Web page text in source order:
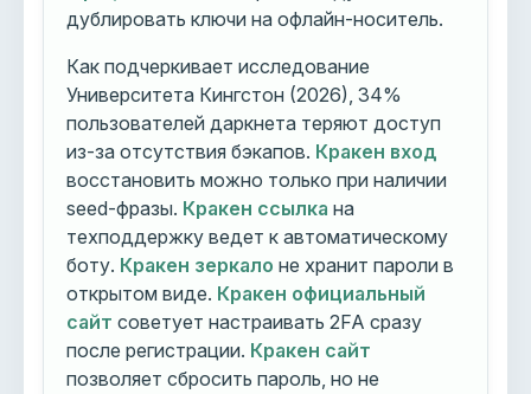
дублировать ключи на офлайн-носитель.
Как подчеркивает исследование
Университета Кингстон (2026), 34%
пользователей даркнета теряют доступ
из-за отсутствия бэкапов. Кракен вход
восстановить можно только при наличии
seed-фразы. Кракен ссылка на
техподдержку ведет к автоматическому
боту. Кракен зеркало не хранит пароли в
открытом виде. Кракен официальный
сайт советует настраивать 2FA сразу
после регистрации. Кракен сайт
позволяет сбросить пароль, но не